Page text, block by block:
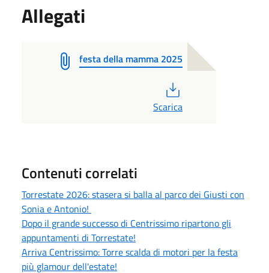
Allegati
festa della mamma 2025
Scarica
Contenuti correlati
Torrestate 2026: stasera si balla al parco dei Giusti con
Sonia e Antonio!
Dopo il grande successo di Centrissimo ripartono gli
appuntamenti di Torrestate!
Arriva Centrissimo: Torre scalda di motori per la festa
più glamour dell'estate!